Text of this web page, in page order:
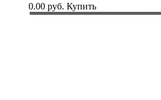
0.00 руб. Купить